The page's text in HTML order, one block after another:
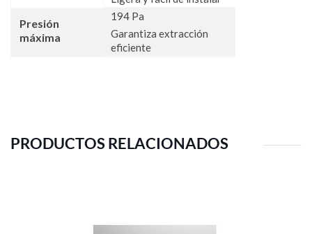
Presión
máxima
194 Pa
Garantiza extracción
eficiente
PRODUCTOS RELACIONADOS